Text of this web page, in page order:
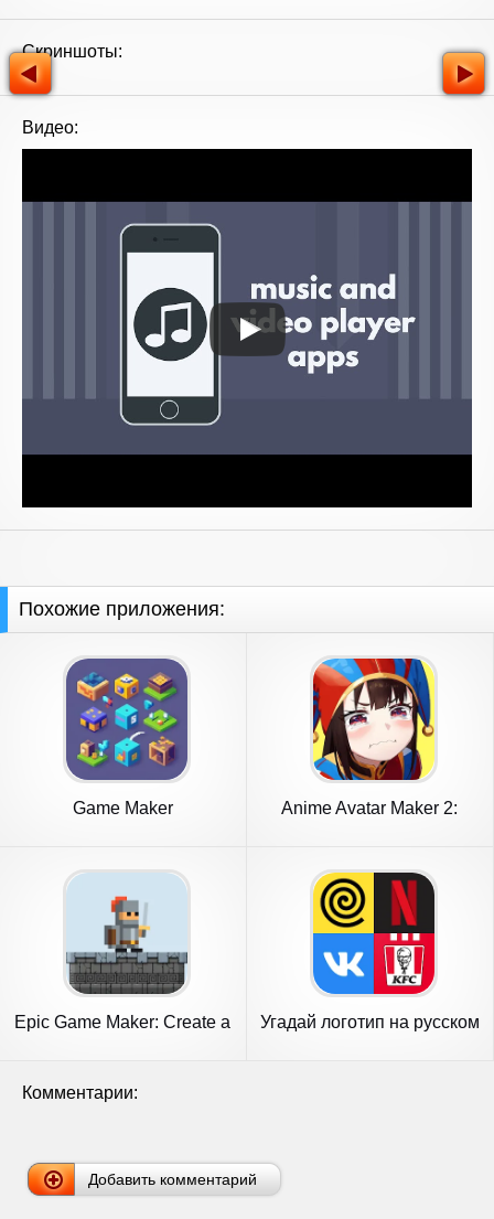
Скриншоты:
Видео:
Похожие приложения:
Game Maker
Anime Avatar Maker 2:
Epic Game Maker: Create a
Угадай логотип на русском
Комментарии:
Добавить комментарий